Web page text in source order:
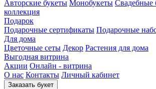
Авторские букеты Монобукеты Свадебные
коллекция
Подарок
Подарочные сертификаты Подарочные
Для дома
Цветочные сеты Декор Растения для дома
Выгодная витрина
Акции Онлайн - витрина
О нас Контакты Личный кабинет
Заказать букет